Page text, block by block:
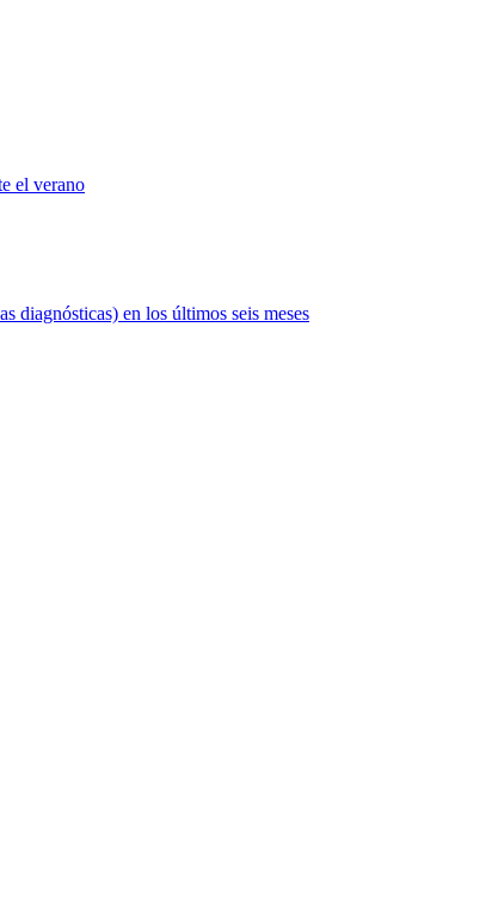
el verano
diagnósticas) en los últimos seis meses